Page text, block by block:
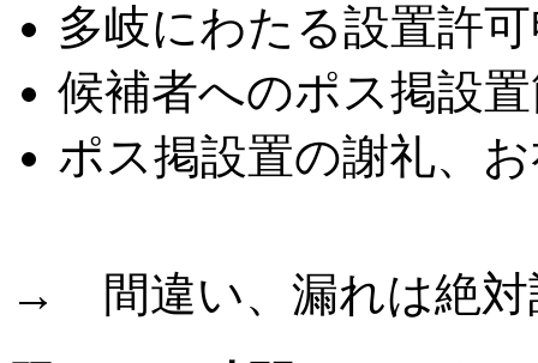
多岐にわたる設置許
候補者へのポス掲設
ポス掲設置の謝礼、
→ 間違い、漏れは絶対